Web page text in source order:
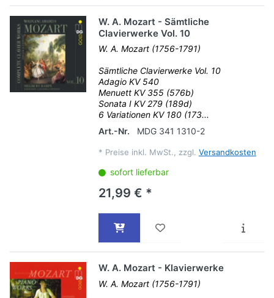
W. A. Mozart - Sämtliche
Clavierwerke Vol. 10
W. A. Mozart (1756-1791)
Sämtliche Clavierwerke Vol. 10
Adagio KV 540
Menuett KV 355 (576b)
Sonata I KV 279 (189d)
6 Variationen KV 180 (173...
Art.-Nr.
MDG 341 1310-2
* Preise inkl. MwSt., zzgl. Versandkosten
sofort lieferbar
21,99 € *
W. A. Mozart - Klavierwerke
W. A. Mozart (1756-1791)